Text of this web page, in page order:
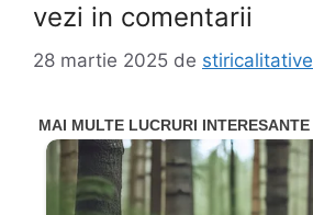
vezi in comentarii
28 martie 2025 de stiricalitative